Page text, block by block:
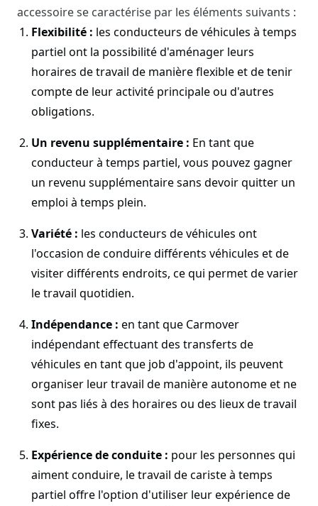
accessoire se caractérise par les éléments suivants :
Flexibilité : les conducteurs de véhicules à temps
partiel ont la possibilité d'aménager leurs
horaires de travail de manière flexible et de tenir
compte de leur activité principale ou d'autres
obligations.
Un revenu supplémentaire : En tant que
conducteur à temps partiel, vous pouvez gagner
un revenu supplémentaire sans devoir quitter un
emploi à temps plein.
Variété : les conducteurs de véhicules ont
l'occasion de conduire différents véhicules et de
visiter différents endroits, ce qui permet de varier
le travail quotidien.
Indépendance : en tant que Carmover
indépendant effectuant des transferts de
véhicules en tant que job d'appoint, ils peuvent
organiser leur travail de manière autonome et ne
sont pas liés à des horaires ou des lieux de travail
fixes.
Expérience de conduite : pour les personnes qui
aiment conduire, le travail de cariste à temps
partiel offre l'option d'utiliser leur expérience de